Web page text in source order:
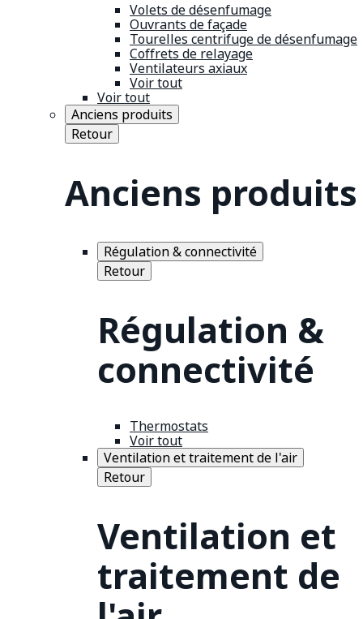
Volets de désenfumage
Ouvrants de façade
Tourelles centrifuge de désenfumage
Coffrets de relayage
Ventilateurs axiaux
Voir tout
Voir tout
Anciens produits
Retour
Anciens produits
Régulation & connectivité
Retour
Régulation &
connectivité
Thermostats
Voir tout
Ventilation et traitement de l'air
Retour
Ventilation et
traitement de